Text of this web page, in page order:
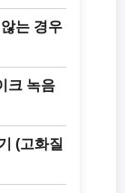
는 경우
크 녹음
(고화질